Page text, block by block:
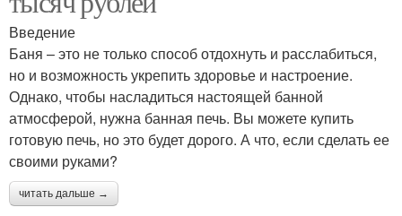
Введение
Баня – это не только способ отдохнуть и расслабиться,
но и возможность укрепить здоровье и настроение.
Однако, чтобы насладиться настоящей банной
атмосферой, нужна банная печь. Вы можете купить
готовую печь, но это будет дорого. А что, если сделать ее
своими руками?
читать дальше →